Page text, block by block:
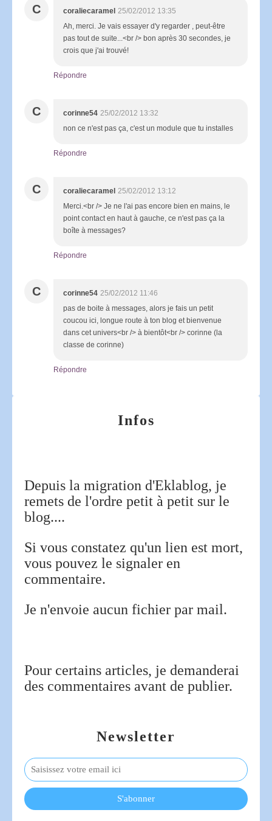
C coraliecaramel 25/02/2012 13:35
Ah, merci. Je vais essayer d'y regarder , peut-être
pas tout de suite...<br /> bon après 30 secondes, je
crois que j'ai trouvé!
Répondre
C corinne54 25/02/2012 13:32
non ce n'est pas ça, c'est un module que tu installes
Répondre
C coraliecaramel 25/02/2012 13:12
Merci.<br /> Je ne l'ai pas encore bien en mains, le
point contact en haut à gauche, ce n'est pas ça la
boîte à messages?
Répondre
C corinne54 25/02/2012 11:46
pas de boite à messages, alors je fais un petit
coucou ici, longue route à ton blog et bienvenue
dans cet univers<br /> à bientôt<br /> corinne (la
classe de corinne)
Répondre
Newsletter
Infos
Depuis la migration d'Eklablog, je
remets de l'ordre petit à petit sur le
blog....
Si vous constatez qu'un lien est mort,
vous pouvez le signaler en
commentaire.
Je n'envoie aucun fichier par mail.
Pour certains articles, je demanderai
des commentaires avant de publier.